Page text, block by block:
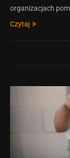
organizacjach
Czytaj